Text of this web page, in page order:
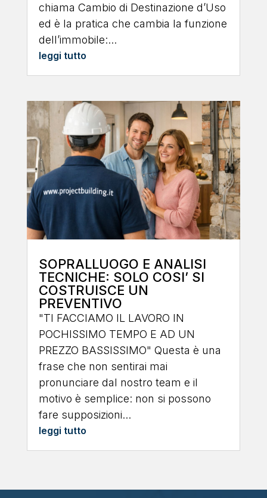
chiama Cambio di Destinazione d’Uso
ed è la pratica che cambia la funzione
dell’immobile:...
leggi tutto
SOPRALLUOGO E ANALISI
TECNICHE: SOLO COSI’ SI
COSTRUISCE UN
PREVENTIVO
"TI FACCIAMO IL LAVORO IN
POCHISSIMO TEMPO E AD UN
PREZZO BASSISSIMO" Questa è una
frase che non sentirai mai
pronunciare dal nostro team e il
motivo è semplice: non si possono
fare supposizioni...
leggi tutto